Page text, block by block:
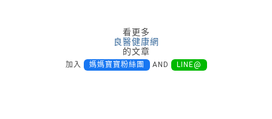
看更多
良醫健康網
的文章
加入 媽媽寶寶粉絲團 AND LINE@